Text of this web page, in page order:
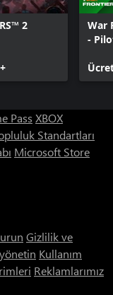
2
War
-
Pass XBOX
Standartları
Microsoft Store
Gizlilik ve
Kullanım
Reklamlarımız